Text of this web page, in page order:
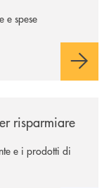
e spese
risparmiare
e i prodotti di